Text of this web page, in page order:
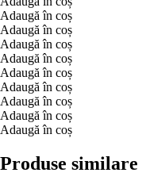
Adaugă în coș
Adaugă în coș
Adaugă în coș
Adaugă în coș
Adaugă în coș
Adaugă în coș
Adaugă în coș
Adaugă în coș
Adaugă în coș
Produse similare